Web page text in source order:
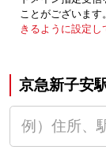
ことがございます。
きるように設定し
京急新子安